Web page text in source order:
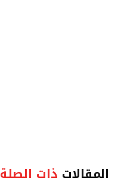
المقالات ذات الصلة